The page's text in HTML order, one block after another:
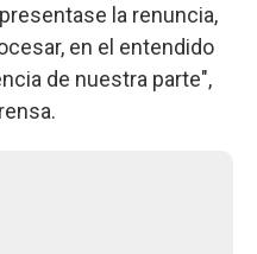
la renuncia,
en el entendido
de nuestra parte",